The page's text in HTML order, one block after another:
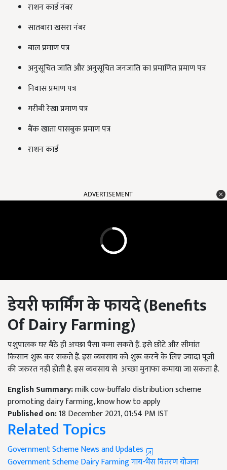
राशन कार्ड नंबर
सातबारा खसरा नंबर
बाल प्रमाण पत्र
अनुसूचित जाति और अनुसूचित जनजाति का प्रमाणित प्रमाण पत्र
निवास प्रमाण पत्र
गरीबी रेखा प्रमाण पत्र
बैंक खाता पासबुक प्रमाण पत्र
राशन कार्ड
ADVERTISEMENT
डेयरी फार्मिंग के फायदे(Benefits
Of Dairy Farming)
पशुपालक घर बैठे ही अच्छा पैसा कमा सकते हैं. इसे छोटे और सीमांत
किसान शुरू कर सकते हैं. इस व्यवसाय को शुरू करने के लिए ज्यादा पूंजी
की जरुरत नहीं होती है. इस व्यवसाय से अच्छा मुनाफा कमाया जा सकता है.
English Summary:milk cow-buffalo distribution scheme
promoting dairy farming, know how to apply
Published on:18 December 2021, 01:54 PM IST
Related Topics
Government Scheme News and Updates
Government SchemeDairy Farmingगाय-भैंस वितरण योजना